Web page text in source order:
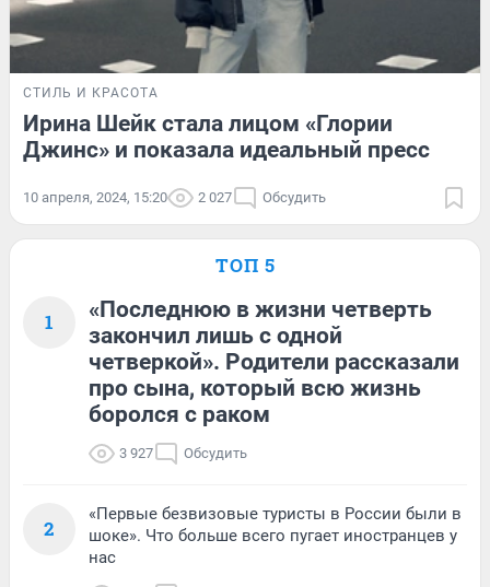
СТИЛЬ И КРАСОТА
Ирина Шейк стала лицом «Глории
Джинс» и показала идеальный пресс
10 апреля, 2024, 15:20 2 027 Обсудить
ТОП 5
1
«Последнюю в жизни четверть
закончил лишь с одной
четверкой». Родители рассказали
про сына, который всю жизнь
боролся с раком
3 927 Обсудить
2
«Первые безвизовые туристы в России были в
шоке». Что больше всего пугает иностранцев у
нас